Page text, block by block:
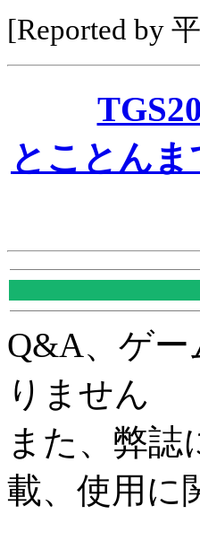
[Reported by
とことん
Q&A、ゲ
りません
また、弊誌
載、使用に